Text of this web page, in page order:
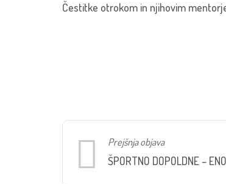
Čestitke otrokom in njihovim
Prejšnja objava
ŠPORTNO DOPOLDNE –